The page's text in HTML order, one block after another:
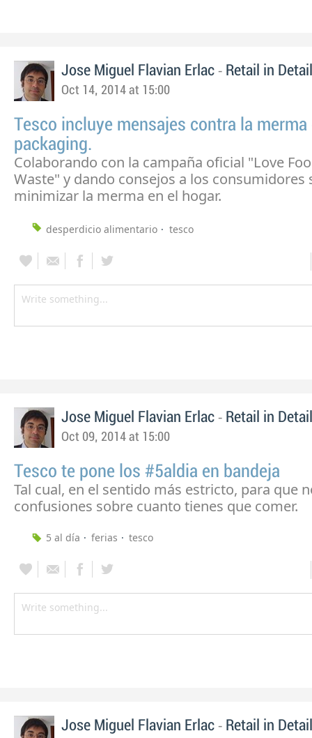
Jose Miguel Flavian Erlac - Retail in Detail
Oct 14, 2014 at 15:00
Tesco incluye mensajes contra la merma
packaging.
Colaborando con la campaña oficial "Love
Waste" y dando consejos a los consumidores
minimizar la merma en el hogar.
desperdicio alimentario tesco
Jose Miguel Flavian Erlac - Retail in Detail
Oct 09, 2014 at 15:00
Tesco te pone los #5aldia en bandeja
Tal cual, en el sentido más estricto, para que
confusiones sobre cuanto tienes que comer.
5 al día ferias tesco
Jose Miguel Flavian Erlac - Retail in Detail